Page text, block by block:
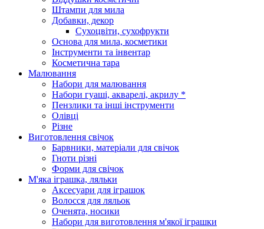
Штампи для мила
Добавки, декор
Сухоцвіти, сухофрукти
Основа для мила, косметики
Інструменти та інвентар
Косметична тара
Малювання
Набори для малювання
Набори гуаші, акварелі, акрилу *
Пензлики та інші інструменти
Олівці
Різне
Виготовлення свічок
Барвники, матеріали для свічок
Гноти різні
Форми для свічок
М'яка іграшка, ляльки
Аксесуари для іграшок
Волосся для ляльок
Оченята, носики
Набори для виготовлення м'якої іграшки